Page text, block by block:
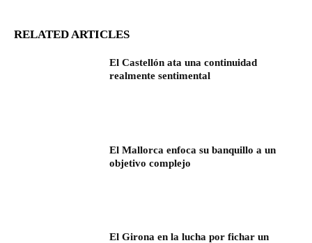
RELATED ARTICLES
El Castellón ata una continuidad
realmente sentimental
El Mallorca enfoca su banquillo a un
objetivo complejo
El Girona en la lucha por fichar un